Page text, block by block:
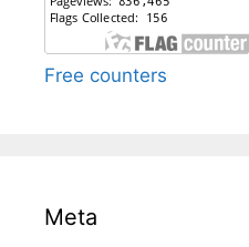
Free counters
Meta